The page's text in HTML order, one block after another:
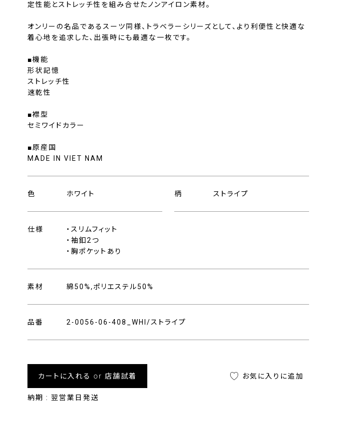
定性能とストレッチ性を組み合せたノンアイロン素材。
オンリーの名品であるスーツ同様、トラベラーシリーズとして、より利便性と快適な
着心地を追求した、出張時にも最適な一枚です。
■機能
形状記憶
ストレッチ性
速乾性
■襟型
セミワイドカラー
■原産国
MADE IN VIET NAM
色 ホワイト 柄 ストライプ
仕様
・スリムフィット
・袖釦2つ
・胸ポケットあり
素材 綿50%,ポリエステル50%
品番 2-0056-06-408_WHI/ストライプ
カートに入れる or 店舗試着
納期 : 翌営業日発送
お気に入りに追加